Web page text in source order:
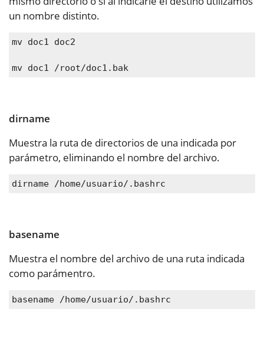
un nombre distinto.
mv doc1 doc2
mv doc1 /root/doc1.bak
dirname
Muestra la ruta de directorios de una indicada por
parámetro, eliminando el nombre del archivo.
dirname /home/usuario/.bashrc
basename
Muestra el nombre del archivo de una ruta indicada
como parámentro.
basename /home/usuario/.bashrc